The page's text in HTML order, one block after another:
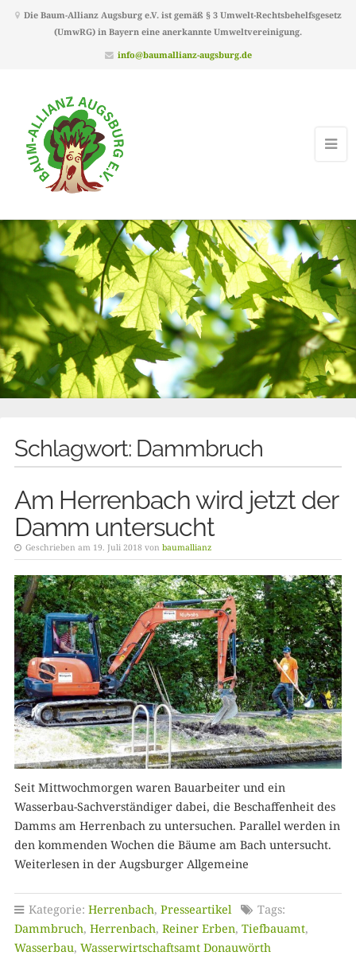
Die Baum-Allianz Augsburg e.V. ist gemäß § 3 Umwelt-Rechtsbehelfsgesetz
(UmwRG) in Bayern eine anerkannte Umweltvereinigung.
info@baumallianz-augsburg.de
Schlagwort: Dammbruch
Am Herrenbach wird jetzt der
Damm untersucht
Geschrieben am 19. Juli 2018 von baumallianz
Seit Mittwochmorgen waren Bauarbeiter und ein
Wasserbau-Sachverständiger dabei, die Beschaffenheit des
Damms am Herrenbach zu untersuchen. Parallel werden in
den kommenden Wochen die Bäume am Bach untersucht.
Weiterlesen in der Augsburger Allgemeine
Kategorie: Herrenbach, Presseartikel
Tags:
Dammbruch, Herrenbach, Reiner Erben, Tiefbauamt,
Wasserbau, Wasserwirtschaftsamt Donauwörth